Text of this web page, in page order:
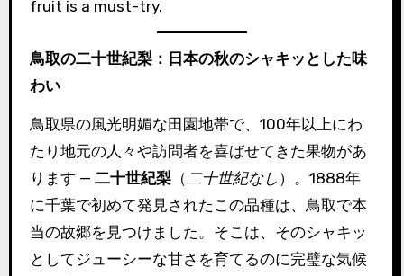
fruit is a must-try.
鳥取の二十世紀梨：日本の秋のシャキッとした味
わい
鳥取県の風光明媚な田園地帯で、100年以上にわ
たり地元の人々や訪問者を喜ばせてきた果物があ
ります — 二十世紀梨（二十世紀なし ）。1888年
に千葉で初めて発見されたこの品種は、鳥取で本
当の故郷を見つけました。そこは、そのシャキッ
としてジューシーな甘さを育てるのに完璧な気候